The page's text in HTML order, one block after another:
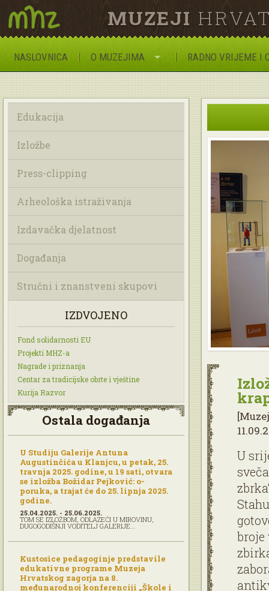
MUZEJI
NASLOVNICA O MUZEJIMA RADNO VRIJEME I
Edukacija
Izložbe
Press-clipping
Arheološka istraživanja
Izdavačka djelatnost
Događanja
Stručni i znanstveni skupovi
IZDVOJENO
Fond solidarnosti EU
Projekti MHZ-a
Nagrade i priznanja
Centar za tradicijske obrte i vještine
Kurija Razvor
Ostala događanja
U Studiju Galerije Antuna
Augustinčića u Klanjcu, u petak, 25.
travnja 2025. godine, u 19 sati, otvara
se izložba Božidar Pejković: o-
poruka, a trajat će do 25. lipnja 2025.
godine.
25.04.2025. - 25.06.2025.
TOM SE IZLOŽBOM, ODLAZEĆI U MIROVINU,
DUGOGODIŠNJI VODITELJ GALERIJE...
Kustosice pedagoginje predstavile
edukativne programe Muzeja
Hrvatskog zagorja na 8.
međunarodnoj konferenciji „Škole i
U
broje